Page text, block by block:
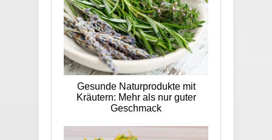
Gesunde Naturprodukte mit
Kräutern: Mehr als nur guter
Geschmack